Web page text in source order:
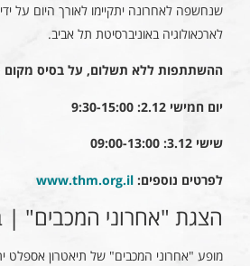
שנחשפה לאחרונה יתקיימו לאורך היום על
לארכאולוגיה באוניברסיטת תל אביב.
ההשתתפות ללא תשלום, על בסיס מקום
יום חמישי 2.12: 9:30-15:00
שישי 3.12: 09:00-13:00
לפרטים נוספים: www.thm.org.il
הצגת "אחרוני המכבים" |
מופע "אחרוני המכבים" של תיאטרון אספלט